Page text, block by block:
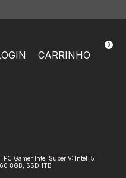
CARRINHO
0
PC Gamer Intel Super V: Intel i5
8GB, SSD 1TB